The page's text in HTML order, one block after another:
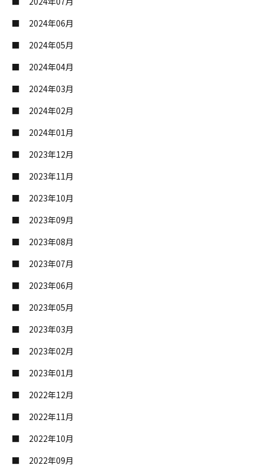
2024年06月
2024年05月
2024年04月
2024年03月
2024年02月
2024年01月
2023年12月
2023年11月
2023年10月
2023年09月
2023年08月
2023年07月
2023年06月
2023年05月
2023年03月
2023年02月
2023年01月
2022年12月
2022年11月
2022年10月
2022年09月